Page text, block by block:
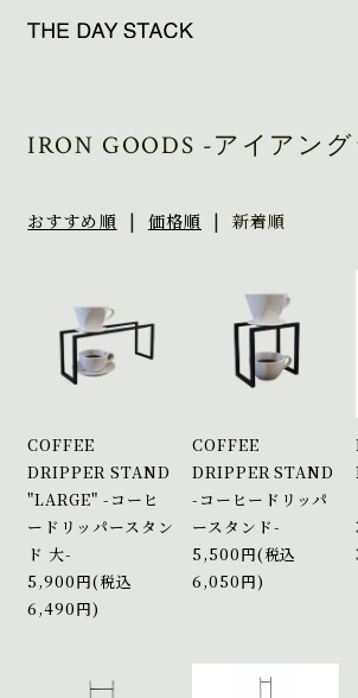
IRON GOODS -アイアン
おすすめ順 | 価格順 | 新着順
COFFEE
DRIPPER STAND
"LARGE" -コーヒ
ードリッパースタン
ド 大-
5,900円(税込
6,490円)
COFFEE
DRIPPER STAND
-コーヒードリッパ
ースタンド-
5,500円(税込
6,050円)